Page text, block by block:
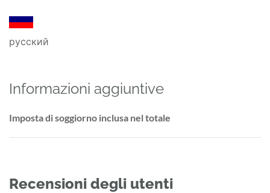
русский
Informazioni aggiuntive
Imposta di soggiorno inclusa nel totale
Recensioni degli utenti